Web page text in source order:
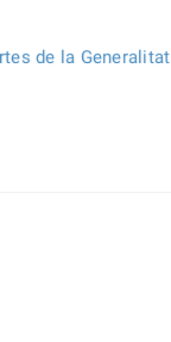
de la Generalitat